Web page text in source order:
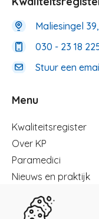
Maliesingel
030 - 23 18
Stuur een
Menu
Menu
Kwaliteitsregister
Over KP
Paramedici
Nieuws en praktijk
Registreren
Kennisbibliotheek